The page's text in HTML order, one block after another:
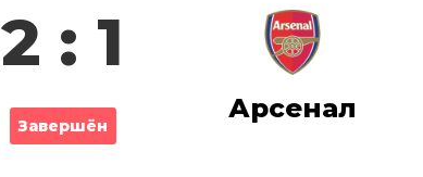
2 : 1
Завершён
Арсенал